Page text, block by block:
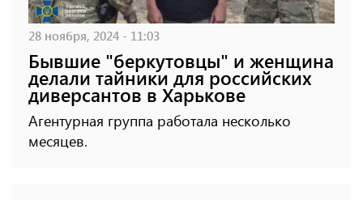
28 ноября, 2024 - 11:03
Бывшие "беркутовцы" и женщина
делали тайники для российских
диверсантов в Харькове
Агентурная группа работала несколько
месяцев.